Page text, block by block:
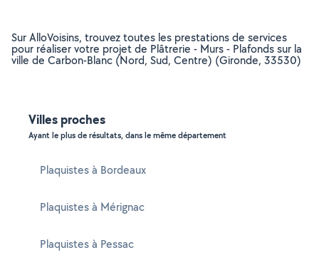
Sur AlloVoisins, trouvez toutes les prestations de services
pour réaliser votre projet de Plâtrerie - Murs - Plafonds sur la
ville de Carbon-Blanc (Nord, Sud, Centre) (Gironde, 33530)
Villes proches
Ayant le plus de résultats, dans le même département
Plaquistes à Bordeaux
Plaquistes à Mérignac
Plaquistes à Pessac